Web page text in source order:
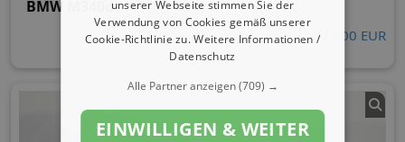
BMW M340d
57.000 EUR
unserer Webseite stimmen Sie der
Verwendung von Cookies gemäß unserer
Cookie-Richtlinie zu.Weitere Informationen /
Datenschutz
Alle Partner anzeigen(709) →
EINWILLIGEN & WEITER